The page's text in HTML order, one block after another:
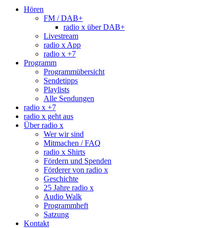
Hören
FM / DAB+
radio x über DAB+
Livestream
radio x App
radio x +7
Programm
Programmübersicht
Sendetipps
Playlists
Alle Sendungen
radio x +7
radio x geht aus
Über radio x
Wer wir sind
Mitmachen / FAQ
radio x Shirts
Fördern und Spenden
Förderer von radio x
Geschichte
25 Jahre radio x
Audio Walk
Programmheft
Satzung
Kontakt